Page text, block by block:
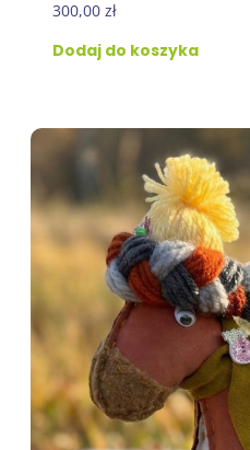
300,00 zł
Dodaj do koszyka